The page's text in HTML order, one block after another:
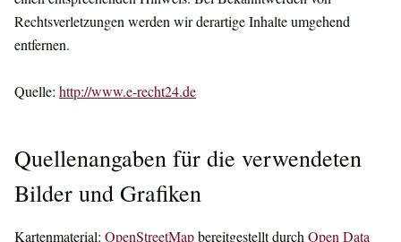
Rechtsverletzungen werden wir derartige Inhalte umgehend
entfernen.
Quelle: http://www.e-recht24.de
Quellenangaben für die verwendeten
Bilder und Grafiken
Kartenmaterial: OpenStreetMapbereitgestellt durch Open Data